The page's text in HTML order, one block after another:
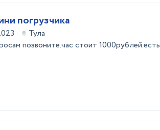
погрузчика
Тула
позвоните.час стоит 1000рублей.есть